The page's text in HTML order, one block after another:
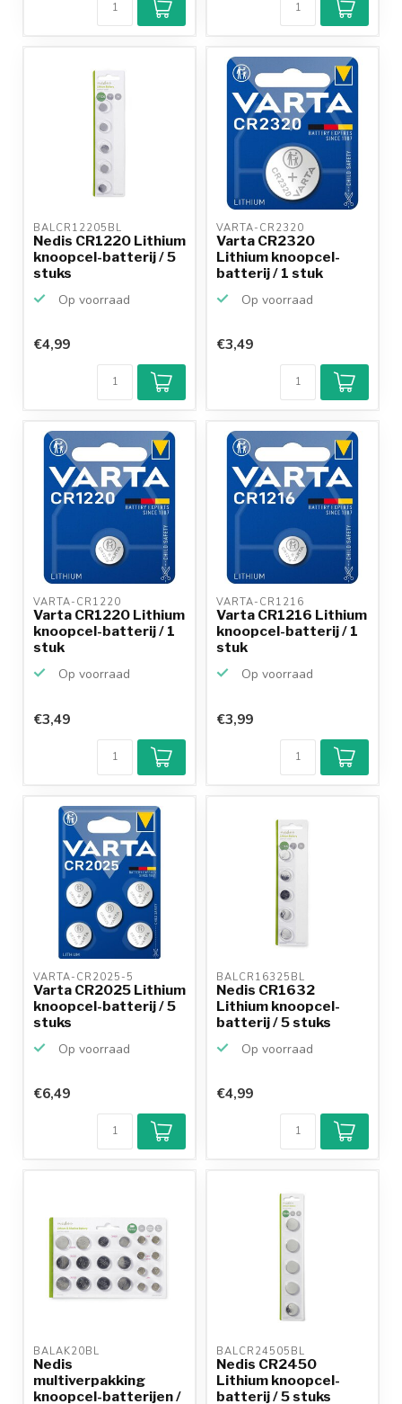
BALCR12205BL
Nedis CR1220 Lithium
knoopcel-batterij / 5
stuks
Op voorraad
€4,99
VARTA-CR2320
Varta CR2320
Lithium knoopcel-
batterij / 1 stuk
Op voorraad
€3,49
VARTA-CR1220
Varta CR1220 Lithium
knoopcel-batterij / 1
stuk
Op voorraad
€3,49
VARTA-CR1216
Varta CR1216 Lithium
knoopcel-batterij / 1
stuk
Op voorraad
€3,99
VARTA-CR2025-5
Varta CR2025 Lithium
knoopcel-batterij / 5
stuks
Op voorraad
€6,49
BALCR16325BL
Nedis CR1632
Lithium knoopcel-
batterij / 5 stuks
Op voorraad
€4,99
BALAK20BL
Nedis
multiverpakking
knoopcel-batterijen /
BALCR24505BL
Nedis CR2450
Lithium knoopcel-
batterij / 5 stuks